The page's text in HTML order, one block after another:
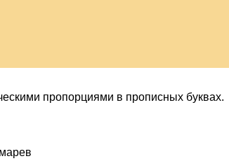
пропорциями в прописных буквах.